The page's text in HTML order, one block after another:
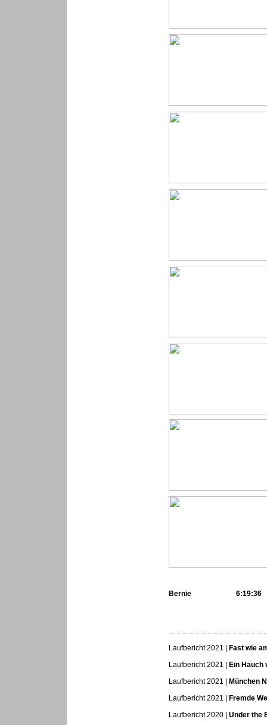
Bernie 6:19:36
Laufbericht 2021 |
Fast wie
Laufbericht 2021 |
Ein Hauch
Laufbericht 2021 |
München
Laufbericht 2021 |
Fremde
Laufbericht 2020 |
Under the